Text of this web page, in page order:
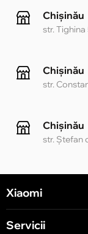
Chișinău
str. Tighina
Chișinău
str.
Chișinău
str. Ștefan
Xiaomi
Servicii